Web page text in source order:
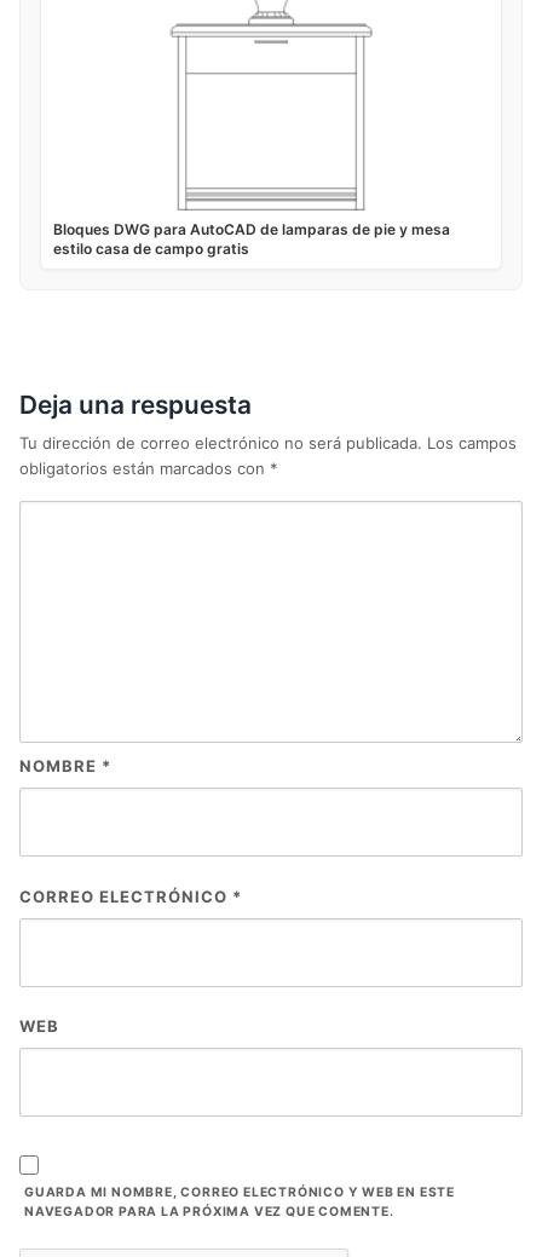
Bloques DWG para AutoCAD de lamparas de pie y mesa
estilo casa de campo gratis
Deja una respuesta
Tu dirección de correo electrónico no será publicada. Los campos
obligatorios están marcados con *
NOMBRE *
CORREO ELECTRÓNICO *
WEB
GUARDA MI NOMBRE, CORREO ELECTRÓNICO Y WEB EN ESTE
NAVEGADOR PARA LA PRÓXIMA VEZ QUE COMENTE.